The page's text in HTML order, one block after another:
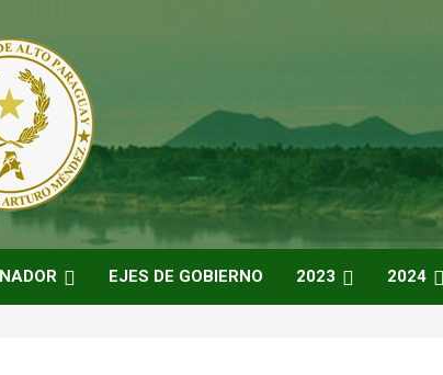
2023
EJES DE GOBIERNO 2023 2024